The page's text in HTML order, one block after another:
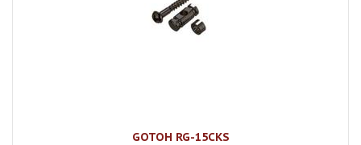
GOTOH RG-15CKS